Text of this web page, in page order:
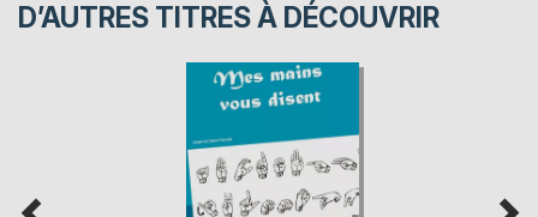
D’AUTRES TITRES À DÉCOUVRIR